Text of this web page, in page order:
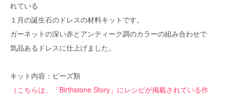
れている
１月の誕生石のドレスの材料キットです。
ガーネットの深い赤とアンティーク調のカラーの組み合わせで
気品あるドレスに仕上げました。
キット内容：ビーズ類
（こちらは、「Birthstone Story」にレシピが掲載されている作